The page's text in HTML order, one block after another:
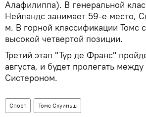
Алафилиппа). В генеральной
Нейландс занимает 59-е место,
м. В горной классификации Томс
высокой четвертой позиции.
Третий этап "Тур де Франс"
августа, и будет пролегать
Систероном.
Спорт Томс Скуиньш